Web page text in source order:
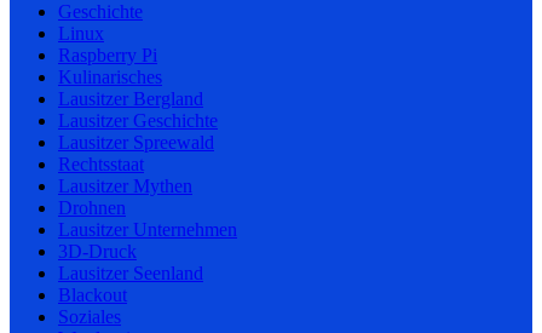
Geschichte
Linux
Raspberry Pi
Kulinarisches
Lausitzer Bergland
Lausitzer Geschichte
Lausitzer Spreewald
Rechtsstaat
Lausitzer Mythen
Drohnen
Lausitzer Unternehmen
3D-Druck
Lausitzer Seenland
Blackout
Soziales